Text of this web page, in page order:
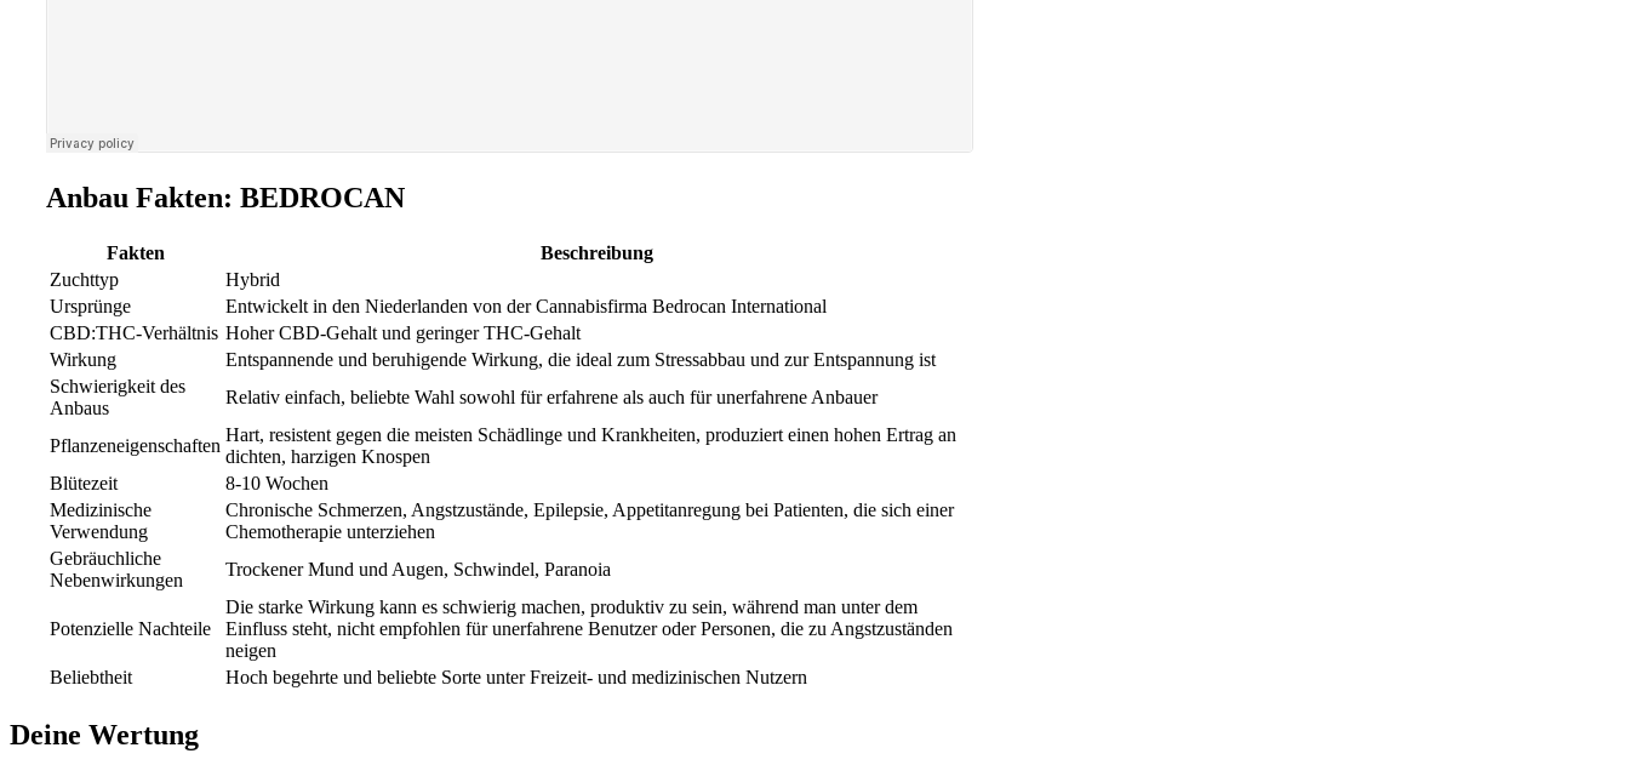
Anbau Fakten: BEDROCAN
Fakten
Beschreibung
Zuchttyp
Hybrid
Ursprünge
Entwickelt in den Niederlanden von der Cannabisfirma Bedrocan International
CBD:THC-Verhältnis Hoher CBD-Gehalt und geringer THC-Gehalt
Wirkung
Entspannende und beruhigende Wirkung, die ideal zum Stressabbau und zur Entspannung ist
Schwierigkeit des
Anbaus
Relativ einfach, beliebte Wahl sowohl für erfahrene als auch für unerfahrene Anbauer
Pflanzeneigenschaften
Hart, resistent gegen die meisten Schädlinge und Krankheiten, produziert einen hohen Ertrag an
dichten, harzigen Knospen
Blütezeit
8-10 Wochen
Medizinische
Verwendung
Chronische Schmerzen, Angstzustände, Epilepsie, Appetitanregung bei Patienten, die sich einer
Chemotherapie unterziehen
Gebräuchliche
Nebenwirkungen
Trockener Mund und Augen, Schwindel, Paranoia
Potenzielle Nachteile
Die starke Wirkung kann es schwierig machen, produktiv zu sein, während man unter dem
Einfluss steht, nicht empfohlen für unerfahrene Benutzer oder Personen, die zu Angstzuständen
neigen
Beliebtheit
Hoch begehrte und beliebte Sorte unter Freizeit- und medizinischen Nutzern
Deine Wertung